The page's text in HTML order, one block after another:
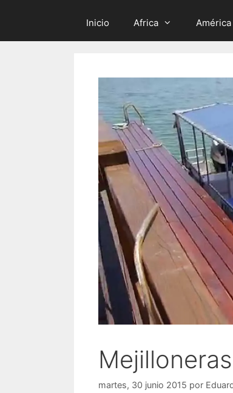
Inicio Africa América
martes, 30 junio 2015 por